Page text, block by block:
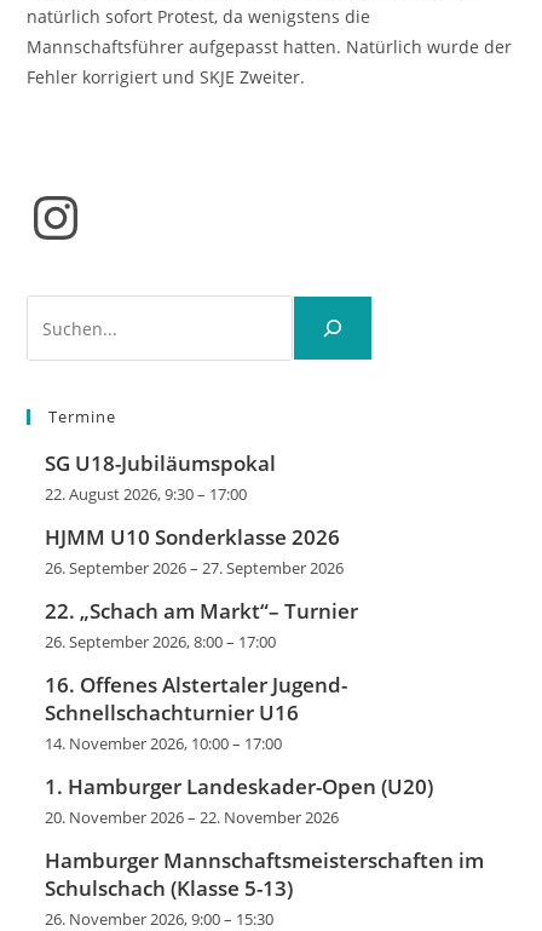
natürlich sofort Protest, da wenigstens die
Mannschaftsführer aufgepasst hatten. Natürlich wurde der
Fehler korrigiert und SKJE Zweiter.
Instagram
Termine
SG U18-Jubiläumspokal
22. August 2026, 9:30– 17:00
HJMM U10 Sonderklasse 2026
26. September 2026–27. September 2026
22. „Schach am Markt“– Turnier
26. September 2026, 8:00– 17:00
16. Offenes Alstertaler Jugend-
Schnellschachturnier U16
14. November 2026, 10:00– 17:00
1. Hamburger Landeskader-Open (U20)
20. November 2026–22. November 2026
Hamburger Mannschaftsmeisterschaften im
Schulschach (Klasse 5-13)
26. November 2026, 9:00– 15:30